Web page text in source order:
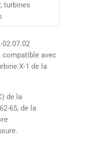
turbines
02.07.02
compatible avec
X-1 de la
de la
65, de la